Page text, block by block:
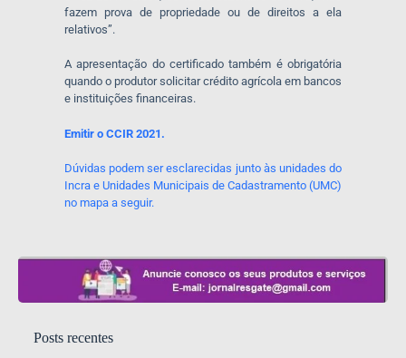
fazem prova de propriedade ou de direitos a ela
relativos”.
A apresentação do certificado também é obrigatória
quando o produtor solicitar crédito agrícola em bancos
e instituições financeiras.
Emitir o CCIR 2021.
Dúvidas podem ser esclarecidas junto às unidades do
Incra e Unidades Municipais de Cadastramento (UMC)
no mapa a seguir.
Posts recentes